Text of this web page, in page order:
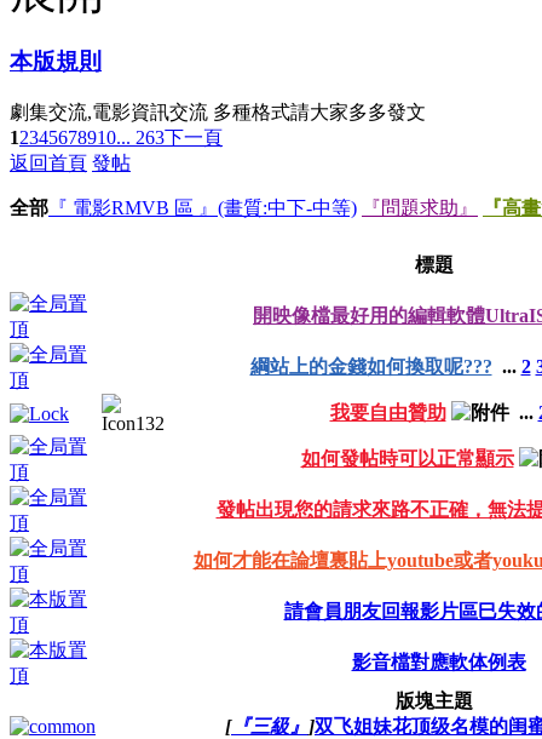
本版規則
劇集交流,電影資訊交流 多種格式請大家多多發文
12345678910... 263下一頁
返回首頁 發帖
全部 『 電影RMVB 區 』(畫質:中下-中等) 『問題求助』 『高
標題
開映像檔最好用的編輯軟體
綱站上的金錢如何換取呢??? ... 2
我要自由贊助 ...
如何發帖時可以正常顯示
發帖出現您的請求來路不正確，無法
如何才能在論壇裏貼上youtube或者
請會員朋友回報影片區巳失效
影音檔對應軟体例表
版塊主題
[『三級』 ]双飞姐妹花顶级名模的闺